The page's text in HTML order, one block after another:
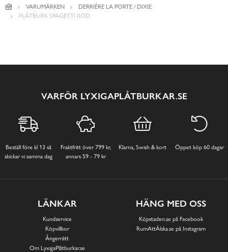
VARUMÄRKEN
DERRIÈRE LA PORTE / DIXIE
PLÅTBURK SPAGETTI RÖD
VARFÖR LYXIGAPLÅTBURKAR.SE
Beställ före kl 13 så
skickar vi samma dag
Fraktfritt över 799 kr,
annars 59 - 79 kr
Klarna, Swish & kort Öppet köp 60 dagar
LÄNKAR
Kundservice
Köpvillkor
Ångerrätt
Om LyxigaPlåtburkar.se
HÄNG MED OSS
Köpstaden.se på Facebook
RumAttÄlska.se på Instagram